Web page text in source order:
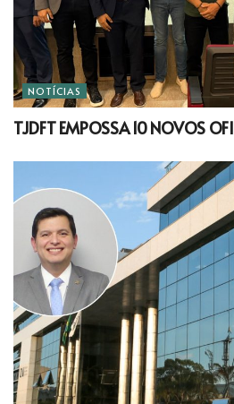
NOTÍCIAS
TJDFT EMPOSSA 10 NOVOS